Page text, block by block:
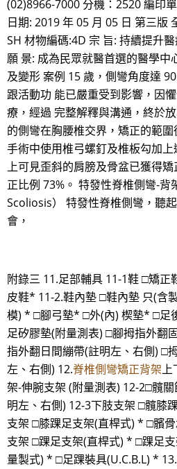
(02)8966-7000 分機：2520 編印
日期: 2019 年 05 月 05 日 第三版
SH 材物編碼:4D 宗 旨: 持續提升
願 景: 成為民眾就醫首選的醫學中
及變形 案例 15 歲，側彎角度達
跟活動功 能已嚴重受到影響，因
療，經過 完整解釋與溝通，終於
的側彎在胸腰椎交界，矯正的範圍
手術中使用椎弓螺釘及椎板勾加
上可見歪斜的肩膀及骨盆已獲得
正比例 73%。 特發性脊椎側彎-
Scoliosis） 特發性脊椎側彎，聽
會，
附錄三 11.足部輔具 11-1鞋 □矯
皮鞋* 11-2.鞋內墊 □鞋內墊 只(含
模) * □腳弓墊* □外(內) 楔墊* □足
足矽膠墊(附量測表) □腳拇指外翻
指外翻日間繃帶(註明左、右側) □
左、右側) 12.脊椎側彎矯正背架上
架-伸腕支架 (附量測表) 12-2□髖
明左、右側) 12-3下肢支架 □髖膝
支架 □膝踝足支架(直桿式) * □髕
支架 □踝足支架(直桿式) * □踝足
量製式) * □足踝裝具(U.C.B.L) *